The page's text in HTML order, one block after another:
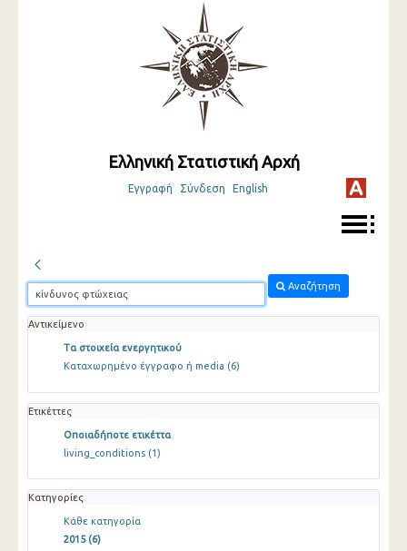
Ελληνική Στατιστική Αρχή
Εγγραφή Σύνδεση English
Αναζήτηση
Αντικείμενο
Τα στοιχεία ενεργητικού
Καταχωρημένο έγγραφο ή media (6)
Ετικέττες
Οποιαδήποτε ετικέττα
living_conditions (1)
Κατηγορίες
Κάθε κατηγορία
2015 (6)